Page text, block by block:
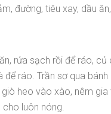
đường, tiêu xay, dầu
rửa sạch rồi để ráo,
ráo. Trần sơ qua bánh
giò heo vào xào, nêm
cho luôn nóng.